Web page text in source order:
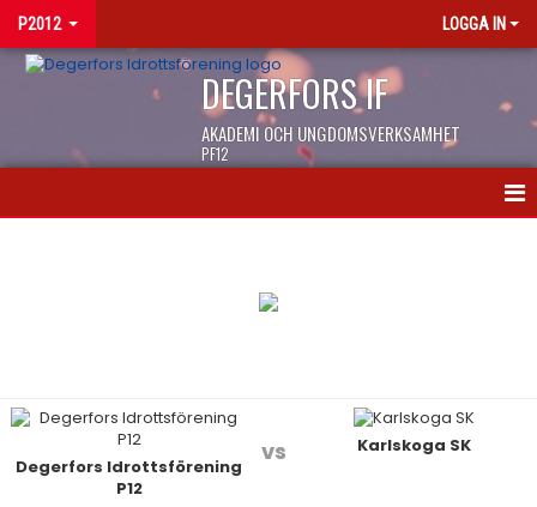
P2012 LOGGA IN
DEGERFORS IF
AKADEMI OCH UNGDOMSVERKSAMHET
PF12
Degerfors Idrottsförening
P12
vs Karlskoga SK